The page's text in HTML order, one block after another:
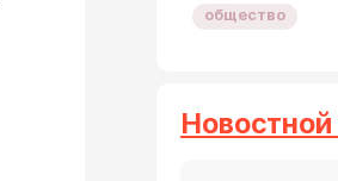
общество
Новостной